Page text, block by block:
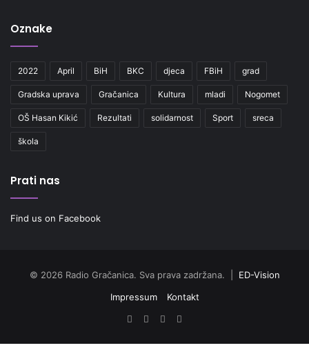
Oznake
2022 April BiH BKC djeca FBiH grad
Gradska uprava Gračanica Kultura mladi Nogomet
OŠ Hasan Kikić Rezultati solidarnost Sport sreca
škola
Prati nas
Find us on Facebook
© 2026 Radio Gračanica. Sva prava zadržana. | ED-Vision
Impressum
Kontakt